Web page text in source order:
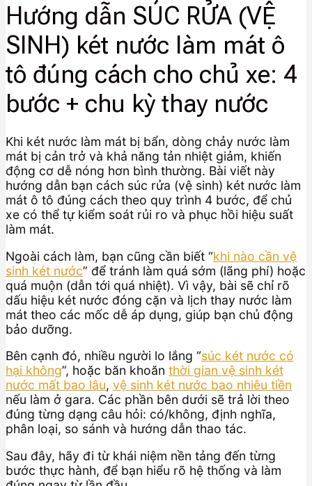
Hướng dẫn SÚC RỬA (VỆ
SINH) két nước làm mát ô
tô đúng cách cho chủ xe: 4
bước + chu kỳ thay nước
Khi két nước làm mát bị bẩn, dòng chảy nước làm
mát bị cản trở và khả năng tản nhiệt giảm, khiến
động cơ dễ nóng hơn bình thường. Bài viết này
hướng dẫn bạn cách súc rửa (vệ sinh) két nước làm
mát ô tô đúng cách theo quy trình 4 bước, để chủ
xe có thể tự kiểm soát rủi ro và phục hồi hiệu suất
làm mát.
Ngoài cách làm, bạn cũng cần biết “khi nào cần vệ
sinh két nước” để tránh làm quá sớm (lãng phí) hoặc
quá muộn (dẫn tới quá nhiệt). Vì vậy, bài sẽ chỉ rõ
dấu hiệu két nước đóng cặn và lịch thay nước làm
mát theo các mốc dễ áp dụng, giúp bạn chủ động
bảo dưỡng.
Bên cạnh đó, nhiều người lo lắng “súc két nước có
hại không”, hoặc băn khoăn thời gian vệ sinh két
nước mất bao lâu, vệ sinh két nước bao nhiêu tiền
nếu làm ở gara. Các phần bên dưới sẽ trả lời theo
đúng từng dạng câu hỏi: có/không, định nghĩa,
phân loại, so sánh và hướng dẫn thao tác.
Sau đây, hãy đi từ khái niệm nền tảng đến từng
bước thực hành, để bạn hiểu rõ hệ thống và làm